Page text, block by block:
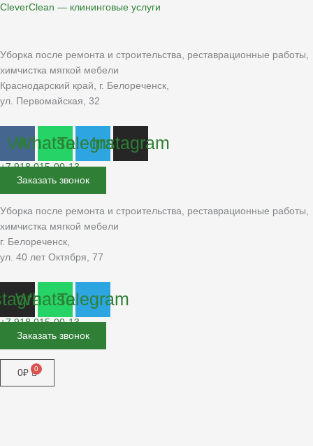
Перейти
CleverClean — клининговые услуги
Уборка после ремонта и строительства, реставрационные работы,
химчистка мягкой мебели
Краснодарский край, г. Белореченск,
ул. Первомайская, 32
Vk
Whatsapp
Telegram
Instagram
+7 918 015-00-13
Заказать звонок
Уборка после ремонта и строительства, реставрационные работы,
химчистка мягкой мебели
г. Белореченск,
ул. 40 лет Октября, 77
Whatsapp
Telegram
+7 918 015-00-13
Заказать звонок
Меню
0₽